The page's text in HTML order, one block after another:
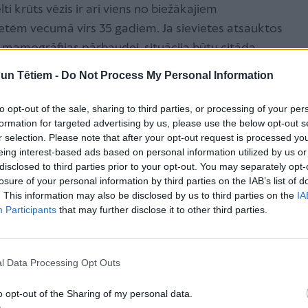
Tētiem - Do Not Process My Personal Information
opt-out of the sale, sharing to third parties, or processing of your
for targeted advertising by us, please use the below opt-out
selection. Please note that after your opt-out request is processed
interest-based ads based on personal information utilized by us
to third parties prior to your opt-out. You may separately
of your personal information by third parties on the IAB’s list of
This information may also be disclosed by us to third parties on the
Participants that may further disclose it to other third parties.
Data Processing Opt Outs
opt-out of the Sharing of my personal data.
krūts vēzis ir arī viens no biežākajiem
vecumā virs 35 gadiem. Ja sievietes atsauktos
pārbaudei, situācija būtu citāda.
skrīnings?
reizi divos gados uz deklarēto dzīvesvietas vai
vēstule veikt valsts apmaksātu krūts vēža
gan apliecina mamogrāfijas efektivitāti krūts
vecuma. Savukārt Eiropas komisijas krūts
skrīningu veikt reizi divos gados sievietēm no 45
vēstule pazaudēta vai nav
kakla vēža profilaktiskās pārbaudes var veikt